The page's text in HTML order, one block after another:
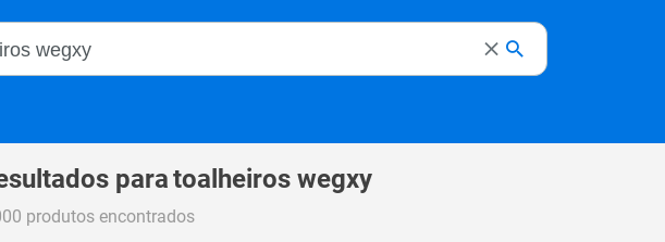
Magalu
paratoalheiros wegxy
produtos encontrados